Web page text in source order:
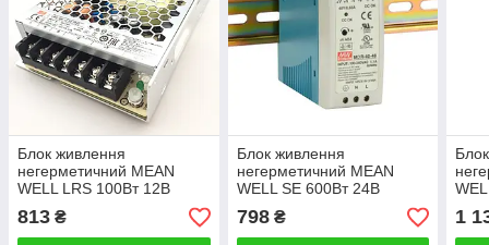
Блок живлення
негерметичний MEAN
WELL LRS 100Вт 12В
813 ₴
Блок живлення
негерметичний MEAN
WELL SE 600Вт 24В
798₴ 1